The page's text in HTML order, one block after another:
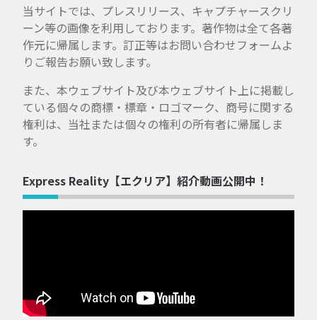
当サイトでは、プレスリリース、キャプチャースクリ
ーン等の画像を利用しております。著作物は全て各著
作元に帰属します。訂正等はお問い合わせフォームよ
りご報告お願い致します。
また、本ウェブサイト及び本ウェブサイト上に掲載し
ている個々の商標・標章・ロゴマーク、商号に関する
権利は、当社または個々の権利の所有者に帰属しま
す。
Express Reality【エクリア】紹介動画公開中！